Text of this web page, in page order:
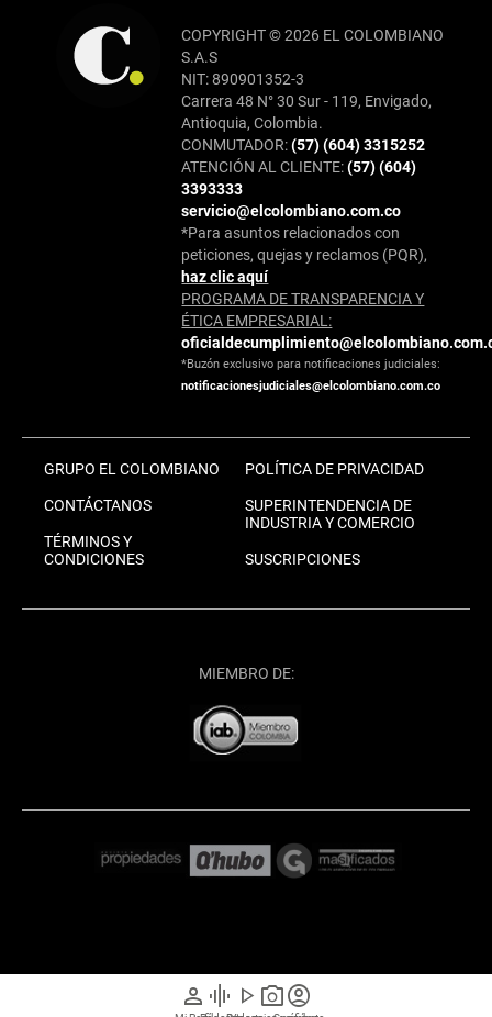
person graphic_eq play_arrow photo_cameraaccount_circle
COPYRIGHT © 2026 EL COLOMBIANO
S.A.S
NIT: 890901352-3
Carrera 48 N° 30 Sur - 119, Envigado,
Antioquia, Colombia.
CONMUTADOR:(57) (604) 3315252
ATENCIÓN AL CLIENTE:(57) (604)
3393333
servicio@elcolombiano.com.co
*Para asuntos relacionados con
peticiones, quejas y reclamos (PQR),
haz clic aquí
PROGRAMA DE TRANSPARENCIA Y
ÉTICA EMPRESARIAL:
*Buzón exclusivo para notificaciones judiciales:
notificacionesjudiciales@elcolombiano.com.co
GRUPO EL COLOMBIANO
CONTÁCTANOS
TÉRMINOS Y
CONDICIONES
POLÍTICA DE PRIVACIDAD
SUPERINTENDENCIA DE
INDUSTRIA Y COMERCIO
SUSCRIPCIONES
MIEMBRO DE: